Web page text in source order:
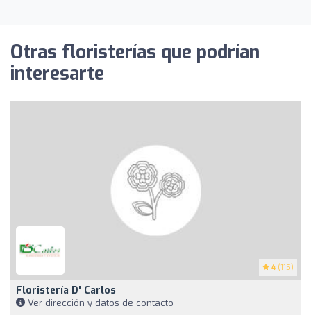
Otras floristerías que podrían
interesarte
4 (115)
Floristería D' Carlos
Ver dirección y datos de contacto